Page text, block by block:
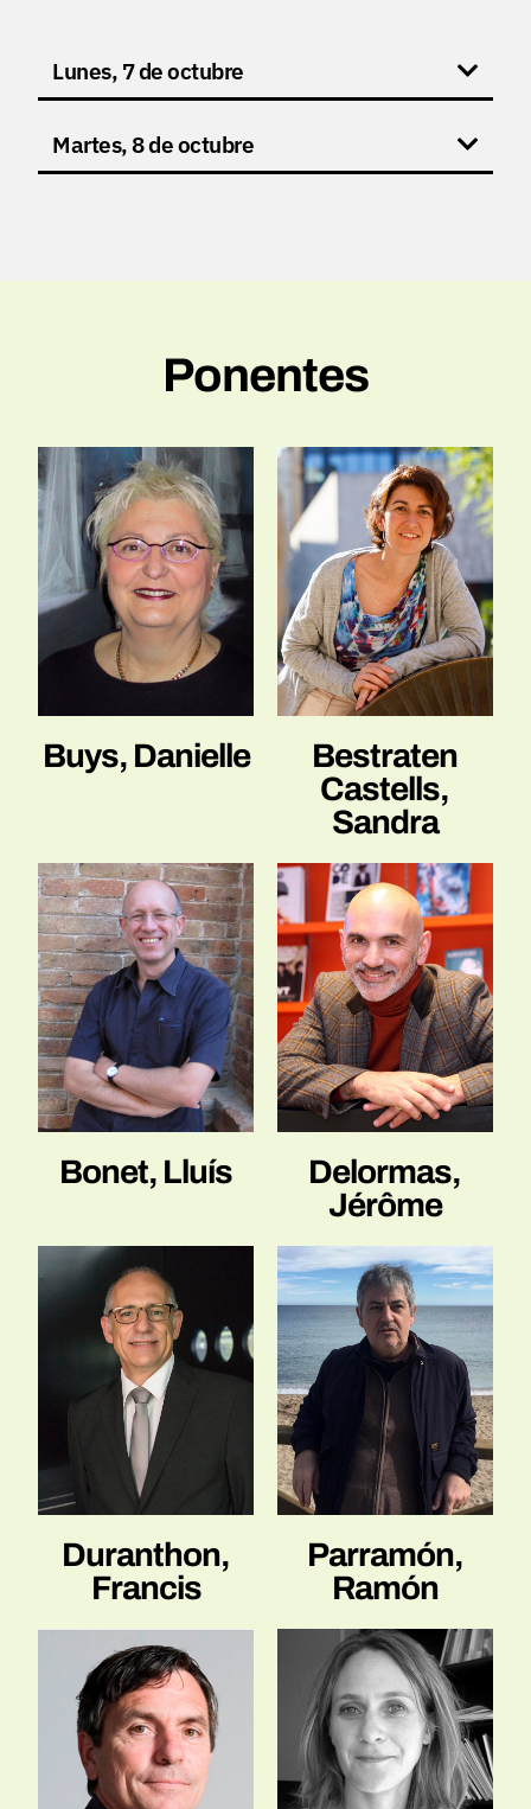
Lunes, 7 de octubre
Martes, 8 de octubre
Ponentes
Buys, Danielle
Bestraten
Castells,
Sandra
Bonet, Lluís
Delormas,
Jérôme
Duranthon,
Francis
Parramón,
Ramón